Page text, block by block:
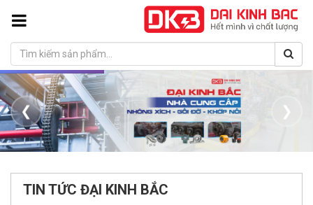
❮ ❯
TIN TỨC ĐẠI KINH BẮC